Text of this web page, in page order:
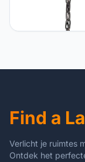
Licht-Erlebnisse
Hanglamp
steen 3-vlammig
Find a
Verlicht je ruimtes
Ontdek het